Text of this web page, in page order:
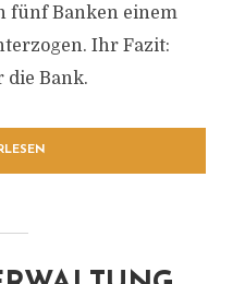
fünf Banken einem
Ihr Fazit:
die Bank.